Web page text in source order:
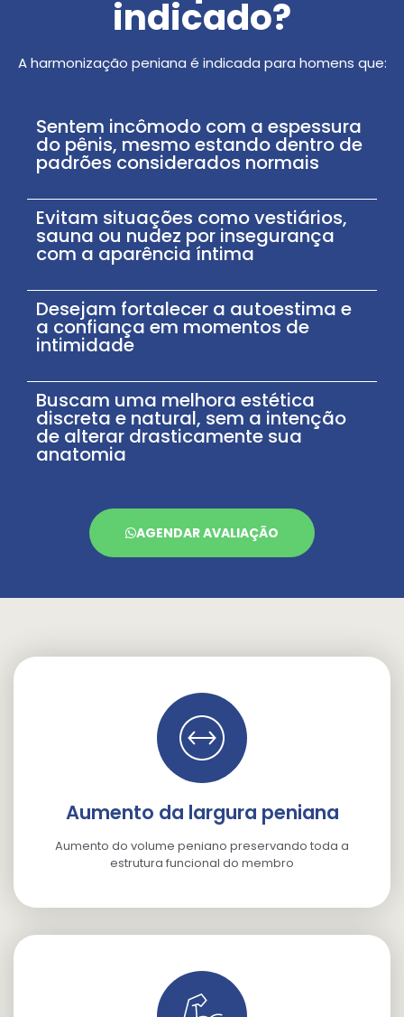
indicado?
A harmonização peniana é indicada para homens que:
Sentem incômodo com a espessura
do pênis, mesmo estando dentro de
padrões considerados normais
Evitam situações como vestiários,
sauna ou nudez por insegurança
com a aparência íntima
Desejam fortalecer a autoestima e
a confiança em momentos de
intimidade
Buscam uma melhora estética
discreta e natural, sem a intenção
de alterar drasticamente sua
anatomia
AGENDAR AVALIAÇÃO
Aumento da largura peniana
Aumento do volume peniano preservando toda a
estrutura funcional do membro